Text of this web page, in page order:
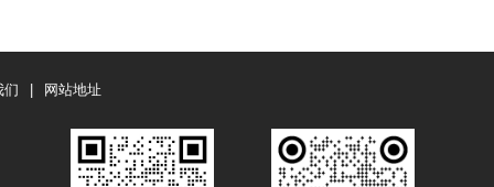
们 网站地址